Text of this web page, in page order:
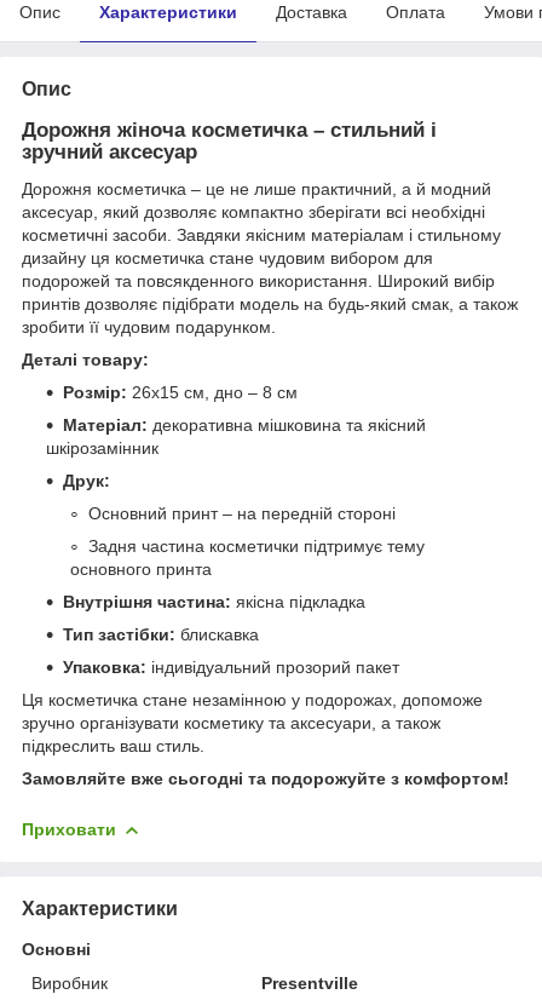
Опис Характеристики Доставка Оплата Умови
Опис
Дорожня жіноча косметичка – стильний і
зручний аксесуар
Дорожня косметичка – це не лише практичний, а й модний
аксесуар, який дозволяє компактно зберігати всі необхідні
косметичні засоби. Завдяки якісним матеріалам і стильному
дизайну ця косметичка стане чудовим вибором для
подорожей та повсякденного використання. Широкий вибір
принтів дозволяє підібрати модель на будь-який смак, а також
зробити її чудовим подарунком.
Деталі товару:
Розмір: 26х15 см, дно – 8 см
Матеріал: декоративна мішковина та якісний
шкірозамінник
Друк:
Основний принт – на передній стороні
Задня частина косметички підтримує тему
основного принта
Внутрішня частина: якісна підкладка
Тип застібки: блискавка
Упаковка: індивідуальний прозорий пакет
Ця косметичка стане незамінною у подорожах, допоможе
зручно організувати косметику та аксесуари, а також
підкреслить ваш стиль.
Замовляйте вже сьогодні та подорожуйте з комфортом!
Приховати
Характеристики
Основні
Виробник
Presentville